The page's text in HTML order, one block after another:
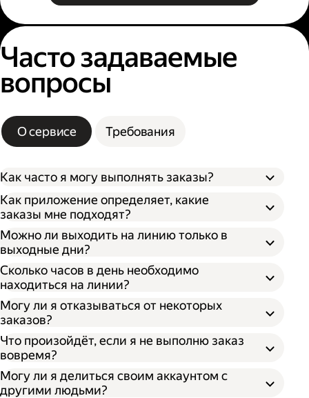
Часто задаваемые
вопросы
О сервисе Требования
Как часто я могу выполнять заказы?
Как приложение определяет, какие
заказы мне подходят?
Можно ли выходить на линию только в
выходные дни?
Сколько часов в день необходимо
находиться на линии?
Могу ли я отказываться от некоторых
заказов?
Что произойдёт, если я не выполню заказ
вовремя?
Могу ли я делиться своим аккаунтом с
другими людьми?